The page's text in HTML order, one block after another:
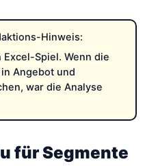
Hinweis:
Spiel. Wenn die
Angebot und
war die Analyse
für Segmente